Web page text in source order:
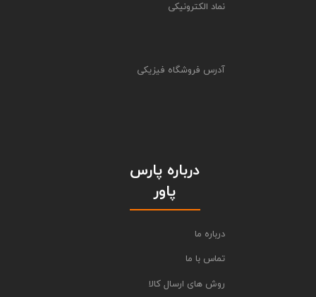
نماد الکترونیکی
آدرس فروشگاه فیزیکی
درباره پارس
پاور
درباره ما
تماس با ما
روش های ارسال کالا